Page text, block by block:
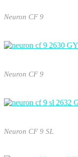
Neuron CF 9
Neuron CF 9
Neuron CF 9 SL